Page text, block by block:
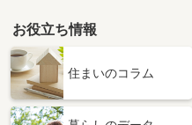
神奈川県横浜市神奈川区子安
価 格
7.50
神
専有面積
お役立ち情報
住まいのコラム